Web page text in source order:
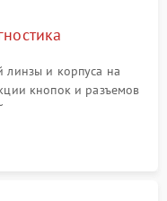
линзы и корпуса на
кнопок и разъемов
на экран,
системных